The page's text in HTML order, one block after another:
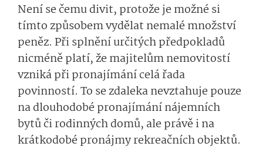
Není se čemu divit, protože je možné si
tímto způsobem vydělat nemalé množství
peněz. Při splnění určitých předpokladů
nicméně platí, že majitelům nemovitostí
vzniká při pronajímání celá řada
povinností. To se zdaleka nevztahuje pouze
na dlouhodobé pronajímání nájemních
bytů či rodinných domů, ale právě i na
krátkodobé pronájmy rekreačních objektů.